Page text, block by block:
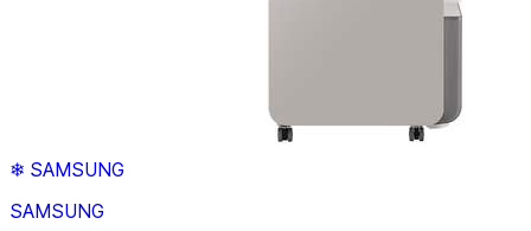
❄ SAMSUNG
SAMSUNG